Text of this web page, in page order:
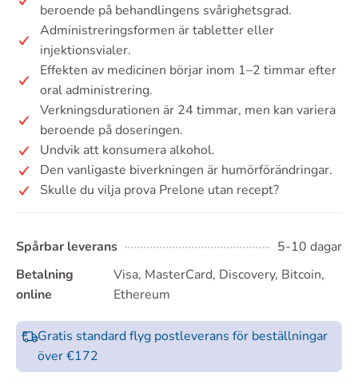
beroende på behandlingens svårighetsgrad.
Administreringsformen är tabletter eller
injektionsvialer.
Effekten av medicinen börjar inom 1–2 timmar efter
oral administrering.
Verkningsdurationen är 24 timmar, men kan variera
beroende på doseringen.
Undvik att konsumera alkohol.
Den vanligaste biverkningen är humörförändringar.
Skulle du vilja prova Prelone utan recept?
Spårbar leverans
5-10 dagar
Betalning
online
Visa, MasterCard, Discovery, Bitcoin,
Ethereum
Gratis standard flyg postleverans för beställningar
över €172